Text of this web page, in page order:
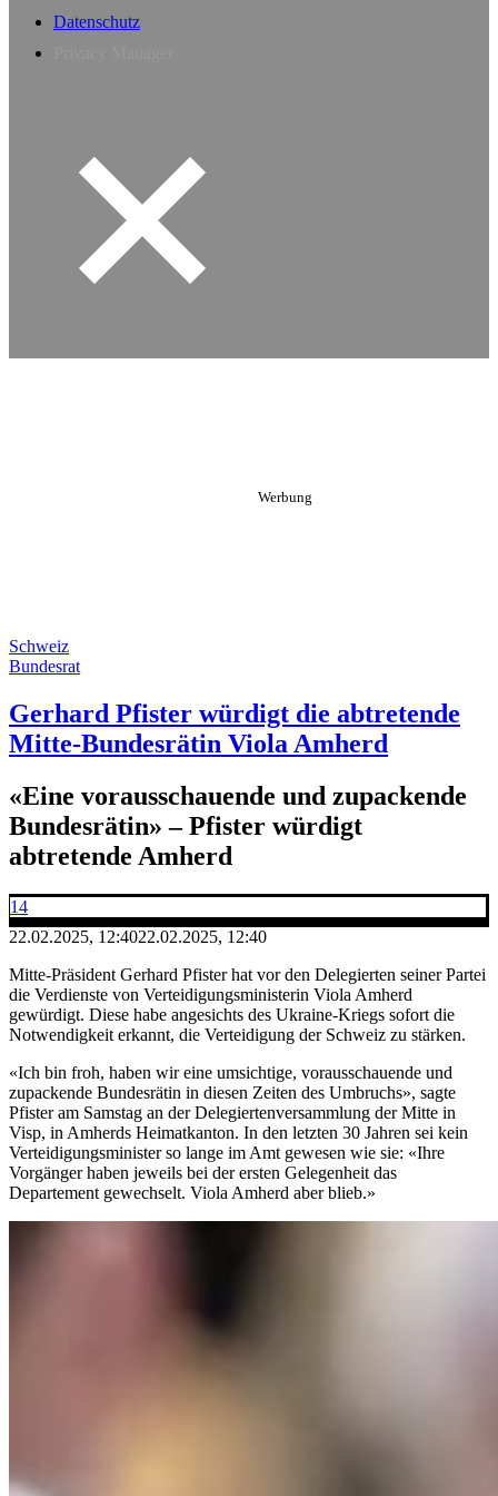
Datenschutz
Schweiz
Bundesrat
Gerhard Pfister würdigt die abtretende
Mitte-Bundesrätin Viola Amherd
«Eine vorausschauende und zupackende
Bundesrätin» – Pfister würdigt
abtretende Amherd
14
22.02.2025, 12:4022.02.2025, 12:40
Mitte-Präsident Gerhard Pfister hat vor den Delegierten seiner Partei
die Verdienste von Verteidigungsministerin Viola Amherd
gewürdigt. Diese habe angesichts des Ukraine-Kriegs sofort die
Notwendigkeit erkannt, die Verteidigung der Schweiz zu stärken.
«Ich bin froh, haben wir eine umsichtige, vorausschauende und
zupackende Bundesrätin in diesen Zeiten des Umbruchs», sagte
Pfister am Samstag an der Delegiertenversammlung der Mitte in
Visp, in Amherds Heimatkanton. In den letzten 30 Jahren sei kein
Verteidigungsminister so lange im Amt gewesen wie sie: «Ihre
Vorgänger haben jeweils bei der ersten Gelegenheit das
Departement gewechselt. Viola Amherd aber blieb.»